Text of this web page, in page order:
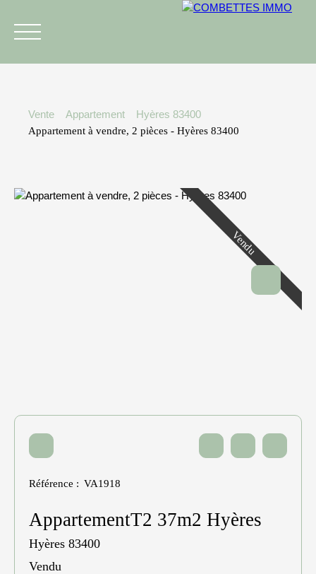
Acheter Vendre
+33 6 46 56 00 32
Vente Appartement
Hyères 83400
Appartement à vendre, 2 pièces - Hyères 83400
Vendu
Référence : VA1918
AppartementT2 37m2 Hyères
Hyères 83400
Vendu